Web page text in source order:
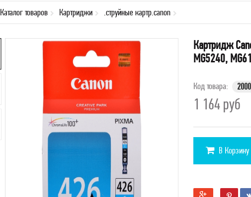
Каталог товаров Картриджи .струйные картр.canon
Картридж
MG5240,
Код товара:
1 164руб
В Корзину